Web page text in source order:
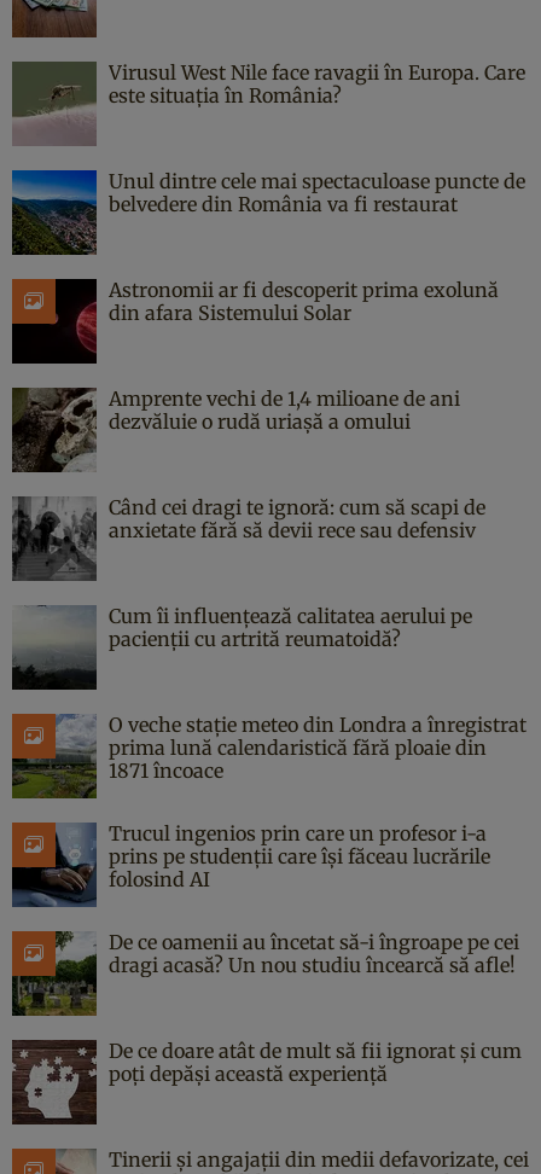
Virusul West Nile face ravagii în Europa. Care
este situația în România?
Unul dintre cele mai spectaculoase puncte de
belvedere din România va fi restaurat
Astronomii ar fi descoperit prima exolună
din afara Sistemului Solar
Amprente vechi de 1,4 milioane de ani
dezvăluie o rudă uriașă a omului
Când cei dragi te ignoră: cum să scapi de
anxietate fără să devii rece sau defensiv
Cum îi influențează calitatea aerului pe
pacienții cu artrită reumatoidă?
O veche stație meteo din Londra a înregistrat
prima lună calendaristică fără ploaie din
1871 încoace
Trucul ingenios prin care un profesor i-a
prins pe studenții care își făceau lucrările
folosind AI
De ce oamenii au încetat să-i îngroape pe cei
dragi acasă? Un nou studiu încearcă să afle!
De ce doare atât de mult să fii ignorat și cum
poți depăși această experiență
Tinerii și angajații din medii defavorizate, cei